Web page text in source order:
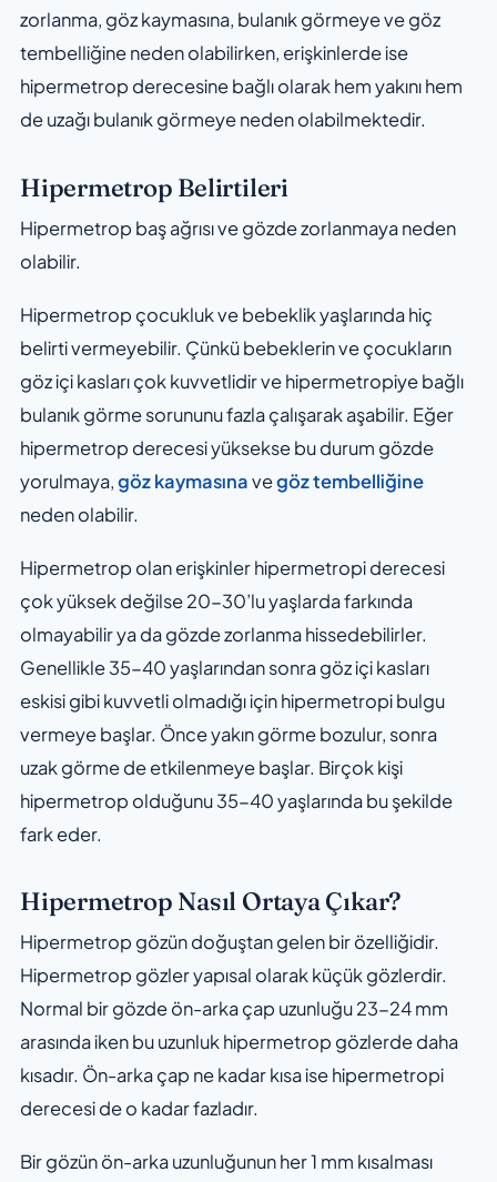
zorlanma, göz kaymasına, bulanık görmeye ve göz
tembelliğine neden olabilirken, erişkinlerde ise
hipermetrop derecesine bağlı olarak hem yakını hem
de uzağı bulanık görmeye neden olabilmektedir.
Hipermetrop Belirtileri
Hipermetrop baş ağrısı ve gözde zorlanmaya neden
olabilir.
Hipermetrop çocukluk ve bebeklik yaşlarında hiç
belirti vermeyebilir. Çünkü bebeklerin ve çocukların
göz içi kasları çok kuvvetlidir ve hipermetropiye bağlı
bulanık görme sorununu fazla çalışarak aşabilir. Eğer
hipermetrop derecesi yüksekse bu durum gözde
yorulmaya,göz kaymasınavegöz tembelliğine
neden olabilir.
Hipermetrop olan erişkinler hipermetropi derecesi
çok yüksek değilse 20-30’lu yaşlarda farkında
olmayabilir ya da gözde zorlanma hissedebilirler.
Genellikle 35-40 yaşlarından sonra göz içi kasları
eskisi gibi kuvvetli olmadığı için hipermetropi bulgu
vermeye başlar. Önce yakın görme bozulur, sonra
uzak görme de etkilenmeye başlar. Birçok kişi
hipermetrop olduğunu 35-40 yaşlarında bu şekilde
fark eder.
Hipermetrop Nasıl Ortaya Çıkar?
Hipermetrop gözün doğuştan gelen bir özelliğidir.
Hipermetrop gözler yapısal olarak küçük gözlerdir.
Normal bir gözde ön-arka çap uzunluğu 23-24 mm
arasında iken bu uzunluk hipermetrop gözlerde daha
kısadır. Ön-arka çap ne kadar kısa ise hipermetropi
derecesi de o kadar fazladır.
Bir gözün ön-arka uzunluğunun her 1 mm kısalması